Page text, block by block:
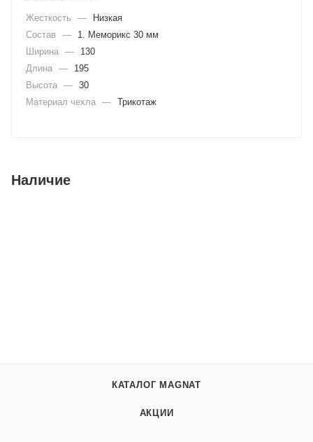
Жесткость —
Низкая
Состав
—
1. Меморикс 30 мм
Ширина —
130
Длина —
195
Высота — 30
Материал чехла — Трикотаж
Наличие
КАТАЛОГ MAGNAT
АКЦИИ